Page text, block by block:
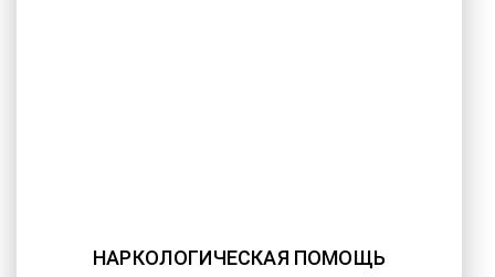
НАРКОЛОГИЧЕСКАЯ ПОМОЩЬ